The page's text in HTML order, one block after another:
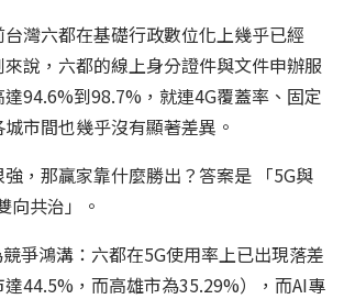
灣六都在基礎行政數位化上幾乎已經
來說，六都的線上身分證件與文件申辦服
94.6%到98.7%，就連4G覆蓋率、固定
市間也幾乎沒有顯著差異。
，那贏家靠什麼勝出？答案是 「5G與
向共治」。
爭鴻溝：六都在5G使用率上已出現落差
達44.5%，而高雄市為35.29%），而AI專